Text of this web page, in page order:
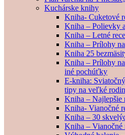
Kuchárske knihy
Kniha- Cuketové
Kniha – Polievky
Kniha – Letné
Kniha – Prílohy
Kniha 25
Kniha – Prílohy
iné pochúťky
E-kniha:
tipy na veľké
Kniha – Najlepšie
Kniha- Vianočné
Kniha – 30
Kniha – Vianočné